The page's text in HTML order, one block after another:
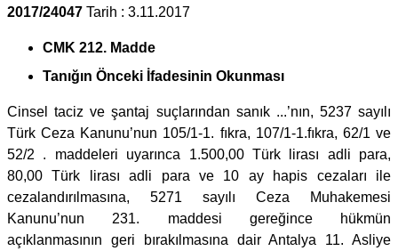
2017/24047 Tarih : 3.11.2017
CMK 212. Madde
Tanığın Önceki İfadesinin Okunması
Cinsel taciz ve şantaj suçlarından sanık ...’nın, 5237 sayılı
Türk Ceza Kanunu’nun 105/1-1. fıkra, 107/1-1.fıkra, 62/1 ve
52/2 . maddeleri uyarınca 1.500,00 Türk lirası adli para,
80,00 Türk lirası adli para ve 10 ay hapis cezaları ile
cezalandırılmasına, 5271 sayılı Ceza Muhakemesi
Kanunu’nun 231. maddesi gereğince hükmün
açıklanmasının geri bırakılmasına dair Antalya 11. Asliye